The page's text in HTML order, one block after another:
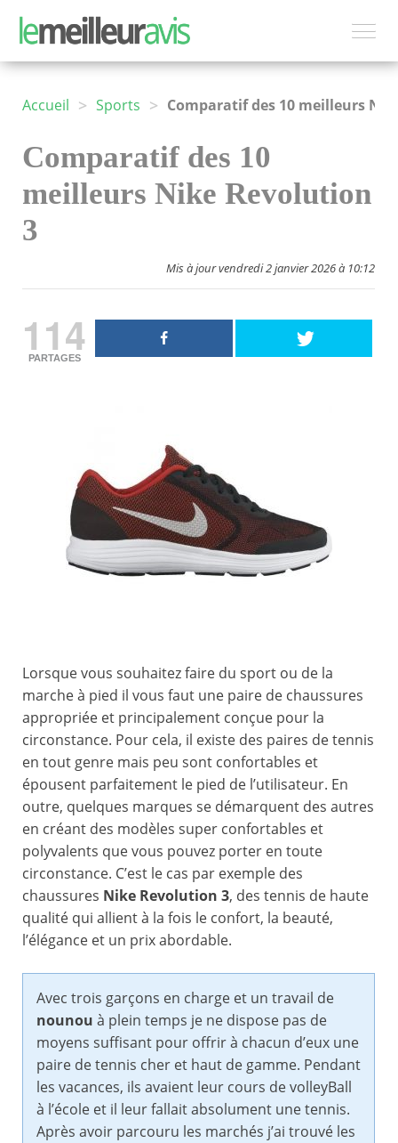
Accueil > Sports >
Comparatif des 10
meilleurs Nike Revolution
3
Mis à jour vendredi 2 janvier 2026 à 10:12
114
PARTAGES
Lorsque vous souhaitez faire du sport ou de la
marche à pied il vous faut une paire de chaussures
appropriée et principalement conçue pour la
circonstance. Pour cela, il existe des paires de tennis
en tout genre mais peu sont confortables et
épousent parfaitement le pied de l’utilisateur. En
outre, quelques marques se démarquent des autres
en créant des modèles super confortables et
polyvalents que vous pouvez porter en toute
circonstance. C’est le cas par exemple des
chaussures Nike Revolution 3, des tennis de haute
qualité qui allient à la fois le confort, la beauté,
l’élégance et un prix abordable.
Avec trois garçons en charge et un travail de
nounou à plein temps je ne dispose pas de
moyens suffisant pour offrir à chacun d’eux une
paire de tennis cher et haut de gamme. Pendant
les vacances, ils avaient leur cours de volleyBall
à l’école et il leur fallait absolument une tennis.
Après avoir parcouru les marchés j’ai trouvé les